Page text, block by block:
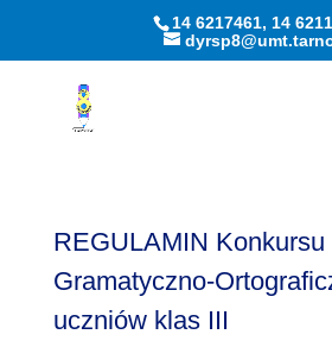
Otwórz pasek narzędzi
14 6217461, 14
REGULAMIN Konkursu
Gramatyczno-
uczniów klas III